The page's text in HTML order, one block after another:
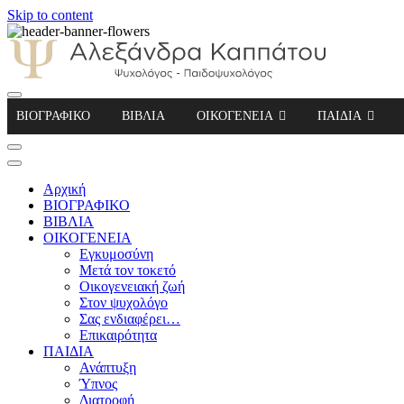
Skip to content
Αλεξάνδρα Καππάτου Ψυχολόγος –
ΒΙΟΓΡΑΦΙΚΟ ΒΙΒΛΙΑ ΟΙΚΟΓΕΝΕΙΑ ΠΑΙΔΙΑ
Αρχική
ΒΙΟΓΡΑΦΙΚΟ
ΒΙΒΛΙΑ
ΟΙΚΟΓΕΝΕΙΑ
Εγκυμοσύνη
Μετά τον τοκετό
Οικογενειακή ζωή
Στον ψυχολόγο
Σας ενδιαφέρει…
Επικαιρότητα
ΠΑΙΔΙΑ
Ανάπτυξη
Ύπνος
Διατροφή